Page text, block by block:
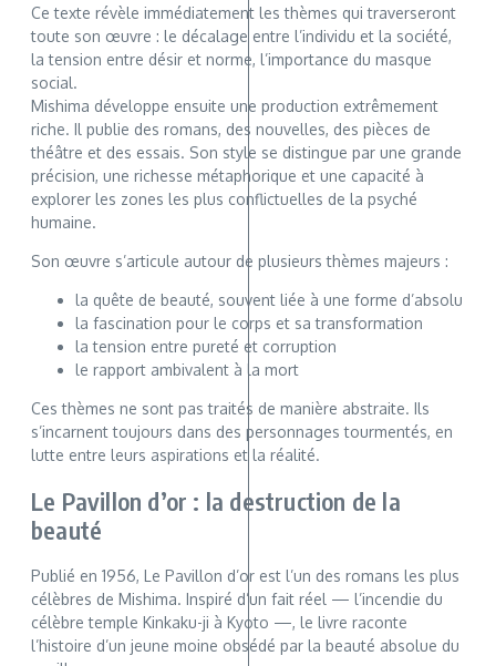
Ce texte révèle immédiatement les thèmes qui traverseront
toute son œuvre : le décalage entre l’individu et la société,
la tension entre désir et norme, l’importance du masque
social.
Mishima développe ensuite une production extrêmement
riche. Il publie des romans, des nouvelles, des pièces de
théâtre et des essais. Son style se distingue par une grande
précision, une richesse métaphorique et une capacité à
explorer les zones les plus conflictuelles de la psyché
humaine.
Son œuvre s’articule autour de plusieurs thèmes majeurs :
la quête de beauté, souvent liée à une forme d’absolu
la fascination pour le corps et sa transformation
la tension entre pureté et corruption
le rapport ambivalent à la mort
Ces thèmes ne sont pas traités de manière abstraite. Ils
s’incarnent toujours dans des personnages tourmentés, en
lutte entre leurs aspirations et la réalité.
Le Pavillon d’or : la destruction de la
beauté
Publié en 1956, Le Pavillon d’or est l’un des romans les plus
célèbres de Mishima. Inspiré d’un fait réel — l’incendie du
célèbre temple Kinkaku-ji à Kyoto —, le livre raconte
l’histoire d’un jeune moine obsédé par la beauté absolue du